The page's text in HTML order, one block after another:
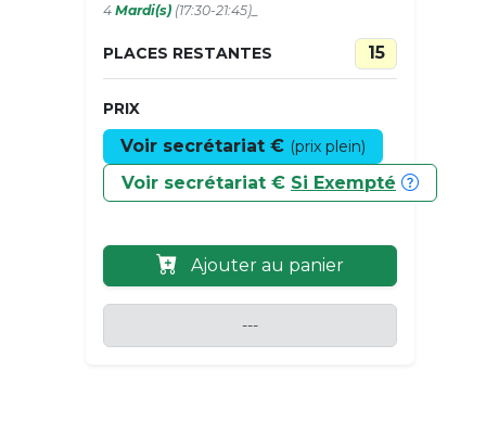
4 Mardi(s) (17:30-21:45)_
PLACES RESTANTES 15
PRIX
Voir secrétariat € (prix plein)
Voir secrétariat € Si Exempté
Ajouter au panier
---